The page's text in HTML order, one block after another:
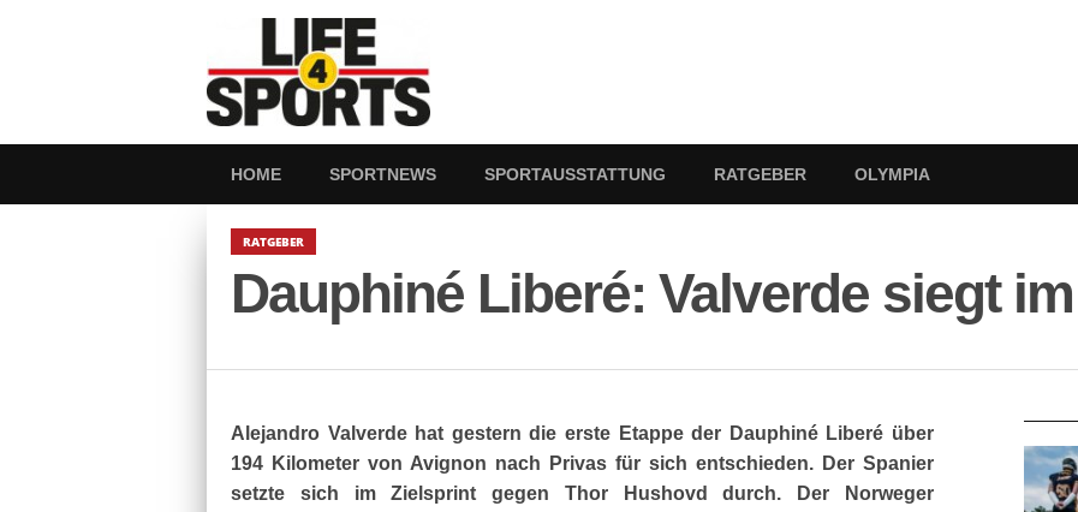
HOME SPORTNEWS SPORTAUSSTATTUNG RATGEBER OLYMPIA
RATGEBER
Dauphiné Liberé: Valverde siegt
Alejandro Valverde hat gestern die erste Etappe der Dauphiné Liberé über
194 Kilometer von Avignon nach Privas für sich entschieden. Der Spanier
setzte sich im Zielsprint gegen Thor Hushovd durch. Der Norweger